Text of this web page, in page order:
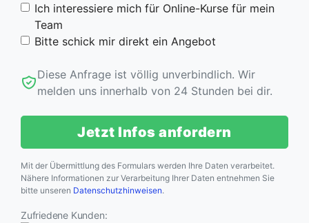
Ich interessiere mich für Online-Kurse für mein
Team
Bitte schick mir direkt ein Angebot
Diese Anfrage ist völlig unverbindlich. Wir
melden uns innerhalb von 24 Stunden bei dir.
Jetzt Infos anfordern
Mit der Übermittlung des Formulars werden Ihre Daten verarbeitet.
Nähere Informationen zur Verarbeitung Ihrer Daten entnehmen Sie
bitte unseren Datenschutzhinweisen.
Zufriedene Kunden: